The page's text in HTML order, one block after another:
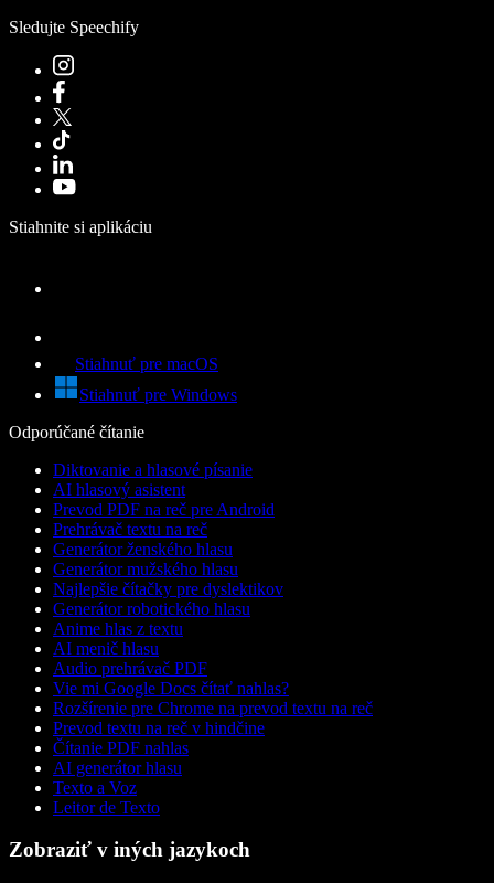
Sledujte Speechify
Stiahnite si aplikáciu
Stiahnuť pre macOS
Stiahnuť pre Windows
Odporúčané čítanie
Diktovanie a hlasové písanie
AI hlasový asistent
Prevod PDF na reč pre Android
Prehrávač textu na reč
Generátor ženského hlasu
Generátor mužského hlasu
Najlepšie čítačky pre dyslektikov
Generátor robotického hlasu
Anime hlas z textu
AI menič hlasu
Audio prehrávač PDF
Vie mi Google Docs čítať nahlas?
Rozšírenie pre Chrome na prevod textu na reč
Prevod textu na reč v hindčine
Čítanie PDF nahlas
AI generátor hlasu
Texto a Voz
Leitor de Texto
Zobraziť v iných jazykoch